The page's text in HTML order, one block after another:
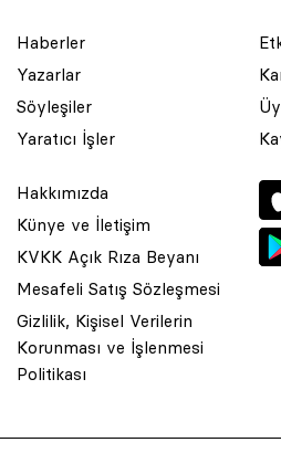
Haberler
Yazarlar
Söyleşiler
Yaratıcı İşler
Hakkımızda
Künye ve İletişim
KVKK Açık Rıza Beyanı
Mesafeli Satış Sözleşmesi
Gizlilik, Kişisel Verilerin
Korunması ve İşlenmesi
Politikası
© 2001 Rota Yayın Yapım Tanıtım
Asquared WordPress Agency